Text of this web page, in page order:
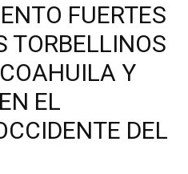
FUERTES
TORBELLINOS
Y
EL
DEL